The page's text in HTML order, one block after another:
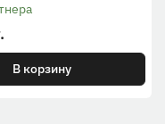
В корзину